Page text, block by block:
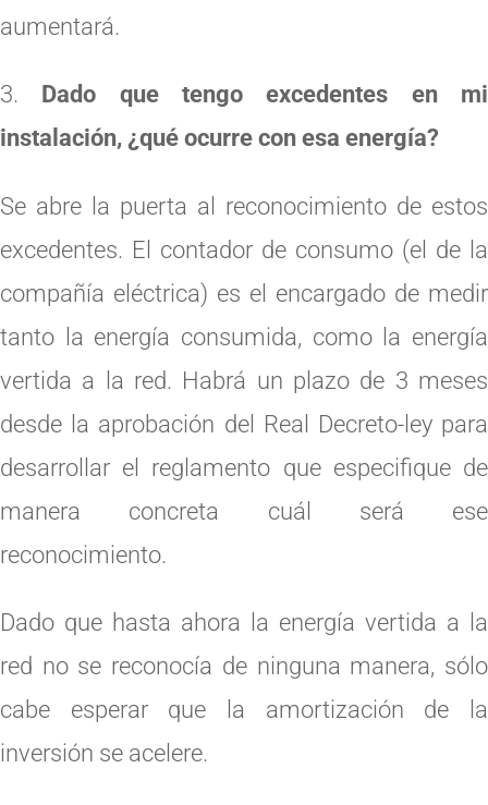
aumentará.
Dado que tengo excedentes en mi
instalación, ¿qué ocurre con esa energía?
Se abre la puerta al reconocimiento de estos
excedentes. El contador de consumo (el de la
compañía eléctrica) es el encargado de medir
tanto la energía consumida, como la energía
vertida a la red. Habrá un plazo de 3 meses
desde la aprobación del Real Decreto-ley para
desarrollar el reglamento que especifique de
manera concreta cuál será ese
reconocimiento.
Dado que hasta ahora la energía vertida a la
red no se reconocía de ninguna manera, sólo
cabe esperar que la amortización de la
inversión se acelere.